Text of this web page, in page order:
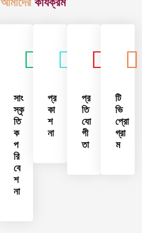
সাং
স্কৃ
তি
ক
প
রি
বে
শ
না
প্র
কা
শ
না
প্র
তি
যো
গী
তা
টি
ভি
প্রো
গ্রা
ম